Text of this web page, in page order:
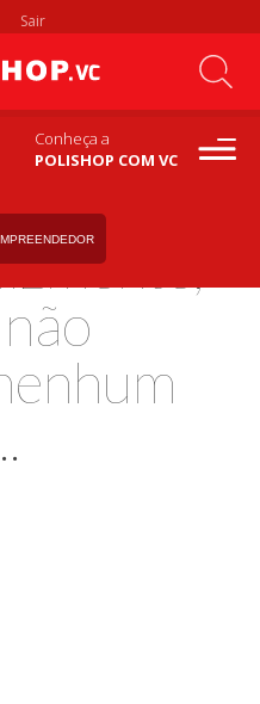
Sair
Conheça a
POLISHOP COM VC